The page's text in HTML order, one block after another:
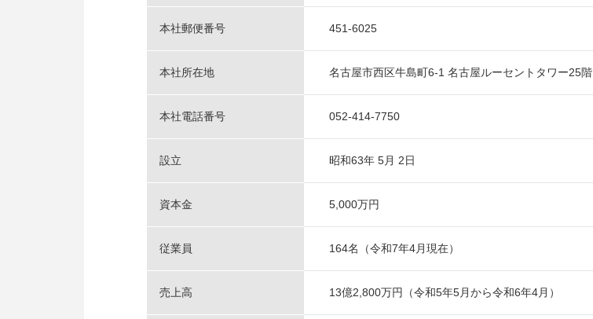
本社郵便番号 451-6025
本社所在地 名古屋市西区牛島町6-1 名古屋ルーセントタワー25階
本社電話番号 052‐414‐7750
設立 昭和63年 5月 2日
資本金 5,000万円
従業員 164名（令和7年4月現在）
売上高 13億2,800万円（令和5年5月から令和6年4月）